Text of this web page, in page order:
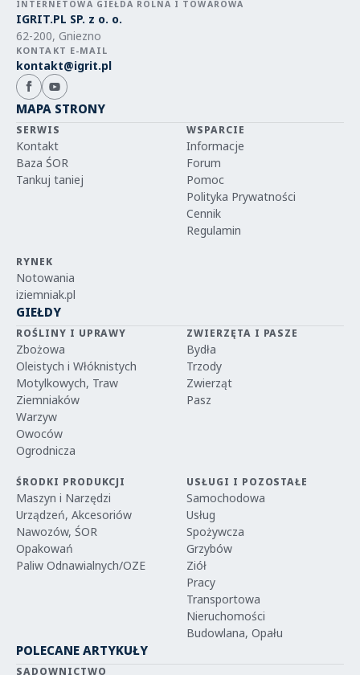
INTERNETOWA GIEŁDA ROLNA I TOWAROWA
IGRIT.PL SP. z o. o.
62-200, Gniezno
KONTAKT E-MAIL
kontakt@igrit.pl
MAPA STRONY
SERWIS
Kontakt
Baza ŚOR
Tankuj taniej
WSPARCIE
Informacje
Forum
Pomoc
Polityka Prywatności
Cennik
Regulamin
RYNEK
Notowania
iziemniak.pl
GIEŁDY
ROŚLINY I UPRAWY
Zbożowa
Oleistych i Włóknistych
Motylkowych, Traw
Ziemniaków
Warzyw
Owoców
Ogrodnicza
ZWIERZĘTA I PASZE
Bydła
Trzody
Zwierząt
Pasz
ŚRODKI PRODUKCJI
Maszyn i Narzędzi
Urządzeń, Akcesoriów
Nawozów, ŚOR
Opakowań
Paliw Odnawialnych/OZE
USŁUGI I POZOSTAŁE
Samochodowa
Usług
Spożywcza
Grzybów
Ziół
Pracy
Transportowa
Nieruchomości
Budowlana, Opału
POLECANE ARTYKUŁY
SADOWNICTWO